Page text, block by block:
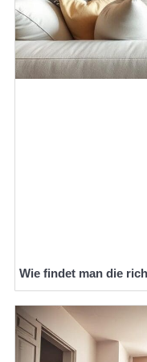
Wie findet man die